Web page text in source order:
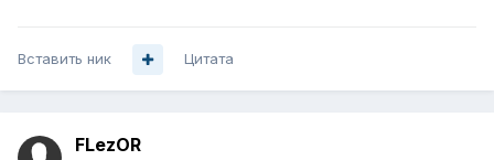
Вставить ник Цитата
FLezOR